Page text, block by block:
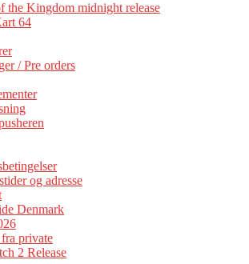
the Kingdom midnight release
64
/ Pre orders
og adresse
Denmark
private
2 Release